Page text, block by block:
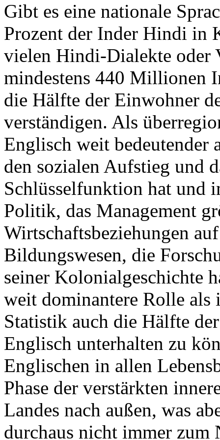
Gibt es eine nationale
Prozent der Inder Hindi in
vielen Hindi-Dialekte oder
mindestens 440 Millionen
die Hälfte der Einwohner
verständigen. Als
Englisch weit
den sozialen Aufstieg und
Schlüsselfunktion hat und
Politik, das Management
Wirtschaftsbeziehungen
Bildungswesen, die
seiner Kolonialgeschichte
weit dominantere Rolle
Statistik auch die Hälfte
Englisch unterhalten zu
Englischen in allen
Phase der verstärkten
Landes nach außen, was
durchaus nicht immer zum